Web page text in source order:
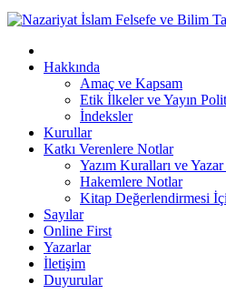
Hakkında
Amaç ve Kapsam
Etik İlkeler ve Yayın
İndeksler
Kurullar
Katkı Verenlere Notlar
Yazım Kuralları ve
Hakemlere Notlar
Kitap Değerlendirmesi
Sayılar
Online First
Yazarlar
İletişim
Duyurular